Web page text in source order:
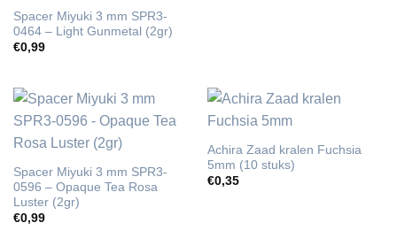
Spacer Miyuki 3 mm SPR3-
0464 – Light Gunmetal (2gr)
€0,99
Spacer Miyuki 3 mm SPR3-
0596 – Opaque Tea Rosa
Luster (2gr)
€0,99
Achira Zaad kralen Fuchsia
5mm (10 stuks)
€0,35